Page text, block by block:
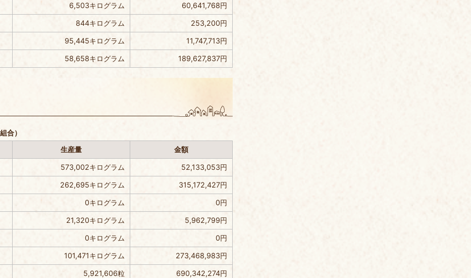
6,503キログラム 60,641,768円
844キログラム 253,200円
95,445キログラム 11,747,713円
58,658キログラム 189,627,837円
合）
生産量 金額
573,002キログラム 52,133,053円
262,695キログラム 315,172,427円
0キログラム 0円
21,320キログラム 5,962,799円
0キログラム 0円
101,471キログラム 273,468,983円
5,921,606粒 690,342,274円